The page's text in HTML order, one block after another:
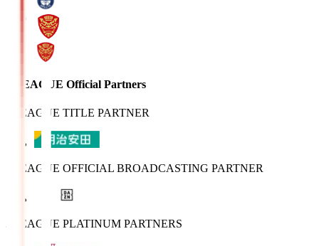
J.LEAGUE Official Partners
J.LEAGUE TITLE PARTNER
J.LEAGUE OFFICIAL BROADCASTING PARTNER
J.LEAGUE PLATINUM PARTNERS